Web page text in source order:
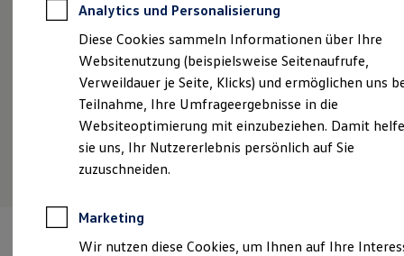
Kfz-Versicherung
Restschuldversicherungen
Garantien
Wartungsverträge
Geschäftskunden
Professional Class bei Volkswagen
Großkunden
Behörden
Direktkunden
Sonderfahrzeuge
Anpfiff zum Gewinn
Elektroautos
ID. Tutorials
Der neue ID. Polo
Details ansehen
Analytics und Personalisierung
Diese Cookies sammeln Informationen über Ihre
Websitenutzung (beispielsweise Seitenaufrufe,
Verweildauer je Seite, Klicks) und ermöglichen uns
Teilnahme, Ihre Umfrageergebnisse in die
Websiteoptimierung mit einzubeziehen. Damit
sie uns, Ihr Nutzererlebnis persönlich auf Sie
zuzuschneiden.
Marketing
Wir nutzen diese Cookies, um Ihnen auf Ihre